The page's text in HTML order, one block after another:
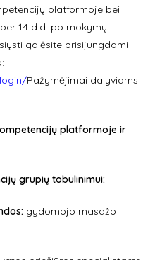
platformoje bei
14 d.d. po mokymų.
galėsite prisijungdami
Pažymėjimai dalyviams
platformoje ir
grupių tobulinimui:
gydomojo masažo